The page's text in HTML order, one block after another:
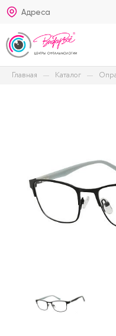
Адреса
Главная Каталог